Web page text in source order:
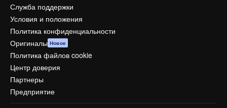
Служба поддержки
Условия и положения
Политика конфиденциальности
Оригиналы Новое
Политика файлов cookie
Центр доверия
Партнеры
Предприятие